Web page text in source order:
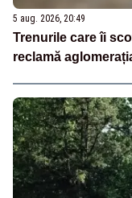
5 aug. 2026, 20:49
Trenurile care îi
reclamă